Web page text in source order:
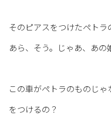
そのピアスをつけたペト
あら、そう。じゃあ、あの
この車がペトラのものじ
をつけるの？